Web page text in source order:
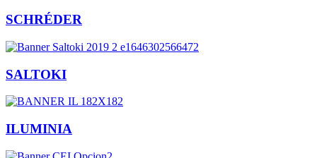
SCHRÉDER
SALTOKI
ILUMINIA